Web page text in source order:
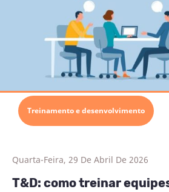
Treinamento e desenvolvimento
Quarta-Feira, 29 De Abril De 2026
T&D: como treinar